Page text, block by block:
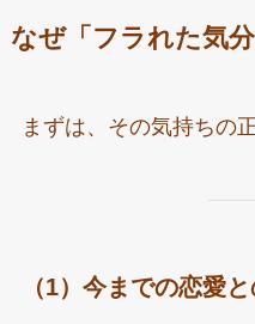
なぜ「フラれた気
まずは、その気持ちの
（1）今までの恋愛